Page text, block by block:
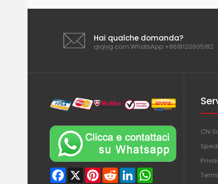
Hai qualche domanda?
qiqiyg.com WhatsApp:+8618120605182
Facebook
X PinterestRedditLinkedIn
Chi